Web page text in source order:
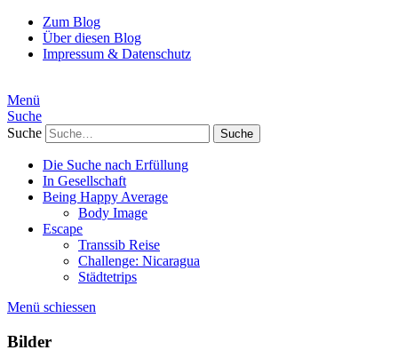
Zum Blog
Über diesen Blog
Impressum & Datenschutz
Menü
Suche
Suche
Die Suche nach Erfüllung
In Gesellschaft
Being Happy Average
Body Image
Escape
Transsib Reise
Challenge: Nicaragua
Städtetrips
Menü schiessen
Bilder